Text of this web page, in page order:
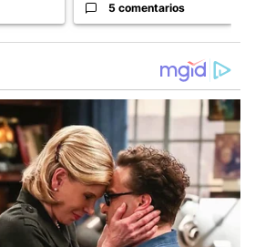
5 comentarios